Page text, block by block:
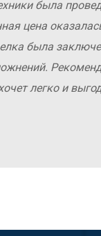
была
цена
была
легко и